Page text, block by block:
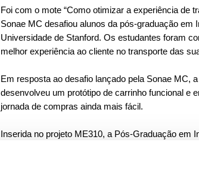
Foi com o mote “Como otimizar a experiência de
Sonae MC desafiou alunos da pós-graduação
Universidade de Stanford. Os estudantes foram
melhor experiência ao cliente no transporte das
Em resposta ao desafio lançado pela Sonae MC,
desenvolveu um protótipo de carrinho funcional e
jornada de compras ainda mais fácil.
Inserida no projeto ME310, a Pós-Graduação em